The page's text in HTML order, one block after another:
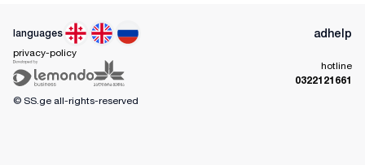
languages adhelp
privacy-policy
hotline
0322121661
© SS.ge all-rights-reserved